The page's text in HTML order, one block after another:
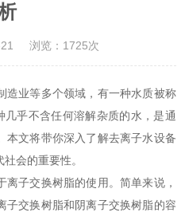
浏览：1725次
业等多个领域，有一种水质被称
乎不含任何溶解杂质的水，是通
本文将带你深入了解去离子水设备
会的重要性。
子交换树脂的使用。简单来说，
子交换树脂和阴离子交换树脂的容